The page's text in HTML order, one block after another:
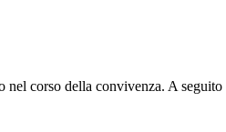
nel corso della convivenza. A